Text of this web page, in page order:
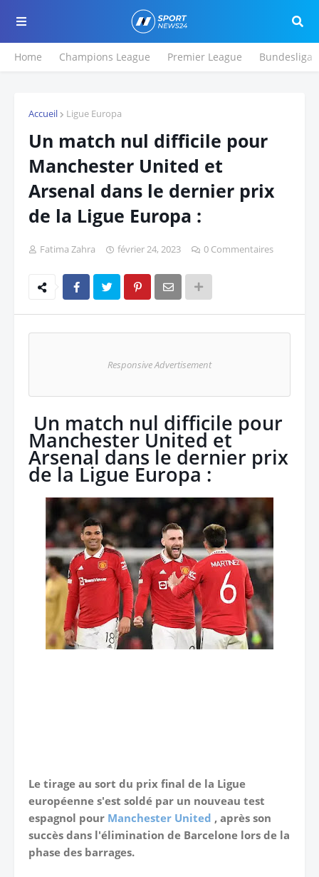
Home Champions League Premier League Bundesliga
Accueil Ligue Europa
Un match nul difficile pour
Manchester United et
Arsenal dans le dernier prix
de la Ligue Europa :
Fatima Zahra février 24, 2023 0 Commentaires
Responsive Advertisement
Un match nul difficile pour
Manchester United et
Arsenal dans le dernier prix
de la Ligue Europa :
Le tirage au sort du prix final de la Ligue
européenne s'est soldé par un nouveau test
espagnol pour Manchester United , après son
succès dans l'élimination de Barcelone lors de la
phase des barrages.